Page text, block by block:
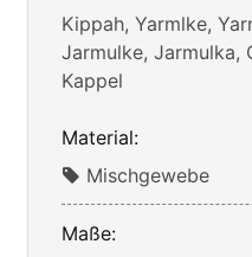
Kippah, Yarmlke,
Jarmulke, Jarmulka,
Kappel
Material:
Mischgewebe
Maße: